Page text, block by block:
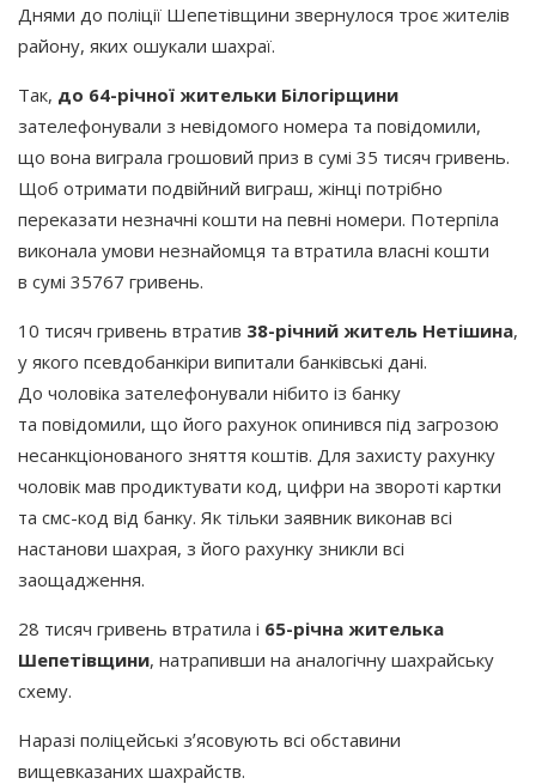
Днями до поліції Шепетівщини звернулося троє жителів
району, яких ошукали шахраї.
Так, до 64-річної жительки Білогірщини
зателефонували з невідомого номера та повідомили,
що вона виграла грошовий приз в сумі 35 тисяч гривень.
Щоб отримати подвійний виграш, жінці потрібно
переказати незначні кошти на певні номери. Потерпіла
виконала умови незнайомця та втратила власні кошти
в сумі 35767 гривень.
10 тисяч гривень втратив 38-річний житель Нетішина,
у якого псевдобанкіри випитали банківські дані.
До чоловіка зателефонували нібито із банку
та повідомили, що його рахунок опинився під загрозою
несанкціонованого зняття коштів. Для захисту рахунку
чоловік мав продиктувати код, цифри на звороті картки
та смс-код від банку. Як тільки заявник виконав всі
настанови шахрая, з його рахунку зникли всі
заощадження.
28 тисяч гривень втратила і 65-річна жителька
Шепетівщини, натрапивши на аналогічну шахрайську
схему.
Наразі поліцейські зʼясовують всі обставини
вищевказаних шахрайств.